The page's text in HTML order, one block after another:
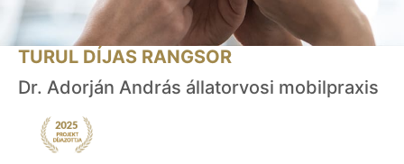
TURUL DÍJAS RANGSOR
Dr. Adorján András állatorvosi mobilpraxis